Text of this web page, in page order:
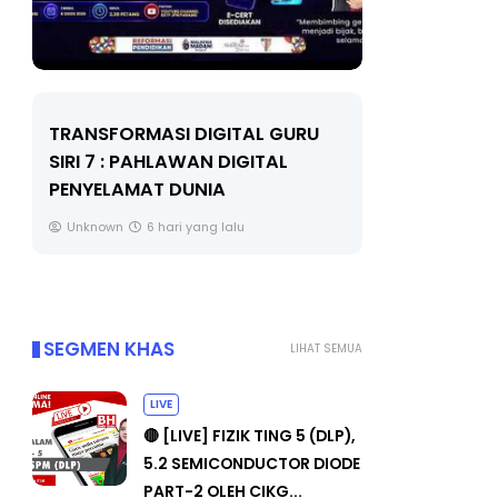
MAJLIS ANUGERAH FFK
(FESTIVAL LENSA PENDIDIKAN -
FLeP) 2026
Unknown 7 hari yang lalu
LIHAT SEMUA
SEGMEN KHAS
LIVE
🔴 [LIVE] FIZIK TING 5 (DLP),
5.2 SEMICONDUCTOR DIODE
PART-2 OLEH CIKG...